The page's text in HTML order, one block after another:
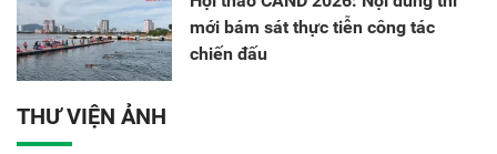
mới bám sát thực tiễn công tác
chiến đấu
THƯ VIỆN ẢNH